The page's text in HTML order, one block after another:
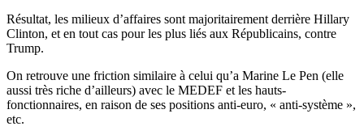
Résultat, les milieux d’affaires sont majoritairement derrière Hillary
Clinton, et en tout cas pour les plus liés aux Républicains, contre
Trump.
On retrouve une friction similaire à celui qu’a Marine Le Pen (elle
aussi très riche d’ailleurs) avec le MEDEF et les hauts-
fonctionnaires, en raison de ses positions anti-euro, « anti-système »,
etc.